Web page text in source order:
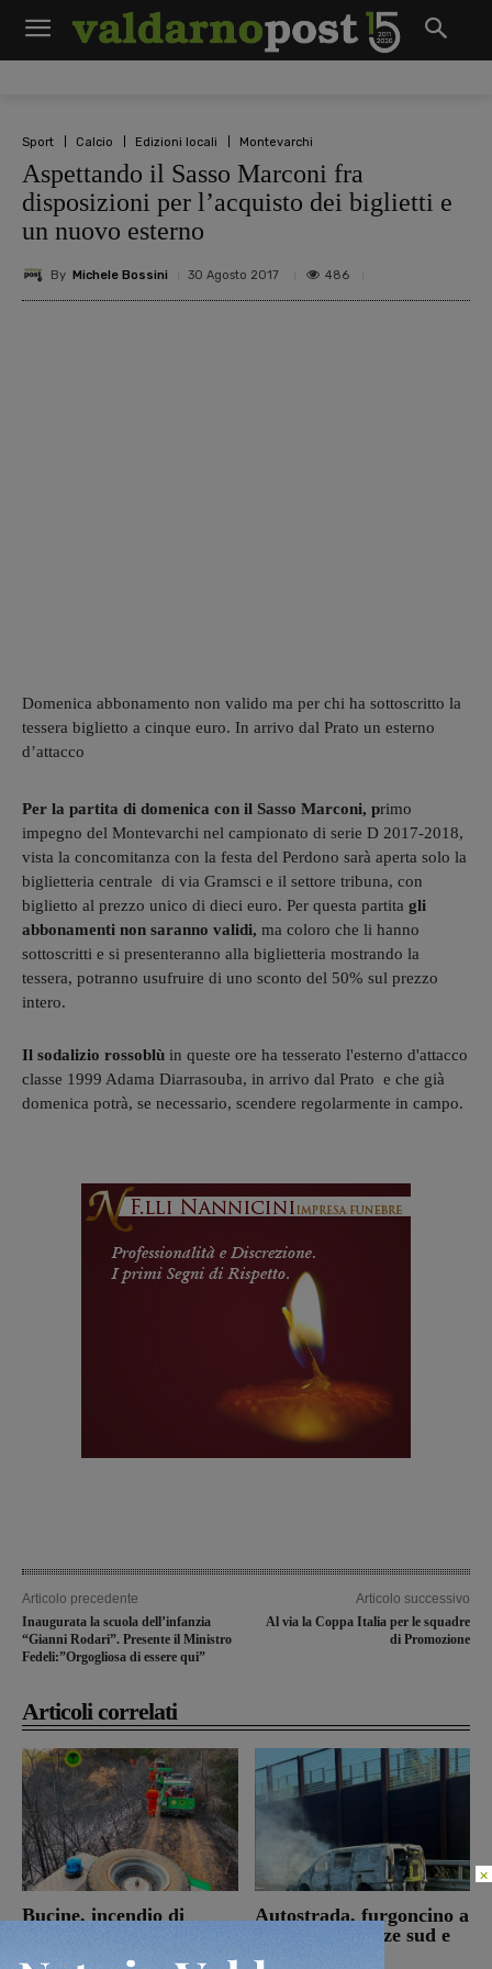
Sport Calcio Edizioni locali Montevarchi
Aspettando il Sasso Marconi fra
disposizioni per l’acquisto dei biglietti e
un nuovo esterno
By Michele Bossini 30 Agosto 2017 486
Domenica abbonamento non valido ma per chi ha sottoscritto la
tessera biglietto a cinque euro. In arrivo dal Prato un esterno
d’attacco
Per la partita di domenica con il Sasso Marconi, primo
impegno del Montevarchi nel campionato di serie D 2017-2018,
vista la concomitanza con la festa del Perdono sarà aperta solo la
biglietteria centrale di via Gramsci e il settore tribuna, con
biglietto al prezzo unico di dieci euro. Per questa partita gli
abbonamenti non saranno validi, ma coloro che li hanno
sottoscritti e si presenteranno alla biglietteria mostrando la
tessera, potranno usufruire di uno sconto del 50% sul prezzo
intero.
Il sodalizio rossoblù in queste ore ha tesserato l'esterno d'attacco
classe 1999 Adama Diarrasouba, in arrivo dal Prato e che già
domenica potrà, se necessario, scendere regolarmente in campo.
Articolo precedente
Inaugurata la scuola dell’infanzia
“Gianni Rodari”. Presente il Ministro
Fedeli:”Orgogliosa di essere qui”
Articolo successivo
Al via la Coppa Italia per le squadre
di Promozione
Articoli correlati
Bucine, incendio di
Pancrazio. Tre ettari
Autostrada, furgoncino a
fuoco tra Firenze sud e
Incisa Reggello
×